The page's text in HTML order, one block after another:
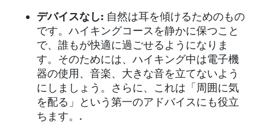
デバイスなし: 自然は耳を傾けるためのもの
です。ハイキングコースを静かに保つこと
で、誰もが快適に過ごせるようになりま
す。そのためには、ハイキング中は電子機
器の使用、音楽、大きな音を立てないよう
にしましょう。さらに、これは「周囲に気
を配る」という第一のアドバイスにも役立
ちます。.